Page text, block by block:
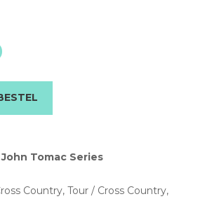
Tomac Series
Country, Tour / Cross Country,